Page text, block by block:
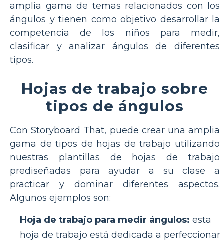
amplia gama de temas relacionados con los
ángulos y tienen como objetivo desarrollar la
competencia de los niños para medir,
clasificar y analizar ángulos de diferentes
tipos.
Hojas de trabajo sobre
tipos de ángulos
Con Storyboard That, puede crear una amplia
gama de tipos de hojas de trabajo utilizando
nuestras plantillas de hojas de trabajo
prediseñadas para ayudar a su clase a
practicar y dominar diferentes aspectos.
Algunos ejemplos son:
Hoja de trabajo para medir ángulos: esta
hoja de trabajo está dedicada a perfeccionar